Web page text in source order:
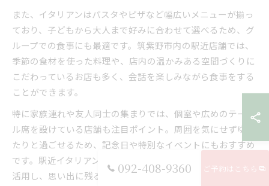
また、イタリアンはパスタやピザなど幅広いメニューが揃っ
ており、子どもから大人まで好みに合わせて選べるため、グ
ループでの食事にも最適です。筑紫野市内の駅近店舗では、
季節の食材を使った料理や、店内の温かみある空間づくりに
こだわっているお店も多く、会話を楽しみながら食事をする
ことができます。
特に家族連れや友人同士の集まりでは、個室や広めのテーブ
ル席を設けている店舗も注目ポイント。周囲を気にせずゆっ
たりと過ごせるため、記念日や特別なイベントにもおすすめ
です。駅近イタリアンならではの利便性と多様なサービスを
活用し、思い出に残る時間を過ごしてみてはいかがでしょう
092-408-9360 ご予約はこちら